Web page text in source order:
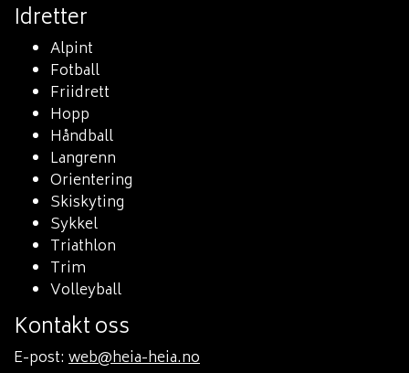
Idretter
Alpint
Fotball
Friidrett
Hopp
Håndball
Langrenn
Orientering
Skiskyting
Sykkel
Triathlon
Trim
Volleyball
Kontakt oss
E-post: web@heia-heia.no